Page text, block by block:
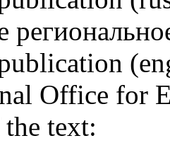
Office for
text: